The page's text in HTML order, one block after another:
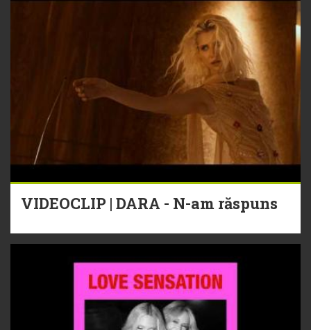
VIDEOCLIP | DARA - N-am răspuns